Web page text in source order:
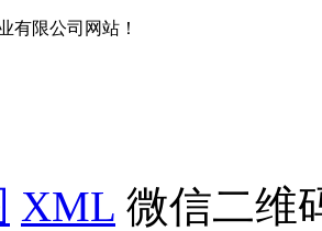
有限公司网站！
XML 微信二维